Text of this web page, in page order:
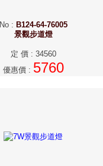
No: B124-64-76005
景觀步道燈
定 價: 34560
優惠價: 5760